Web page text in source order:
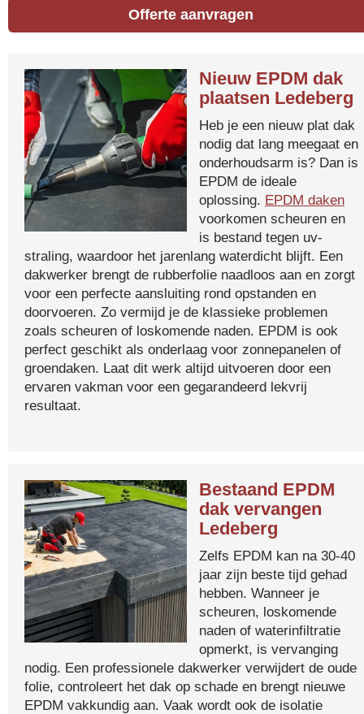
Offerte aanvragen
Nieuw EPDM dak
plaatsen Ledeberg
Heb je een nieuw plat dak
nodig dat lang meegaat en
onderhoudsarm is? Dan is
EPDM de ideale
oplossing. EPDM daken
voorkomen scheuren en
is bestand tegen uv-
straling, waardoor het jarenlang waterdicht blijft. Een
dakwerker brengt de rubberfolie naadloos aan en zorgt
voor een perfecte aansluiting rond opstanden en
doorvoeren. Zo vermijd je de klassieke problemen
zoals scheuren of loskomende naden. EPDM is ook
perfect geschikt als onderlaag voor zonnepanelen of
groendaken. Laat dit werk altijd uitvoeren door een
ervaren vakman voor een gegarandeerd lekvrij
resultaat.
Bestaand EPDM
dak vervangen
Ledeberg
Zelfs EPDM kan na 30-40
jaar zijn beste tijd gehad
hebben. Wanneer je
scheuren, loskomende
naden of waterinfiltratie
opmerkt, is vervanging
nodig. Een professionele dakwerker verwijdert de oude
folie, controleert het dak op schade en brengt nieuwe
EPDM vakkundig aan. Vaak wordt ook de isolatie